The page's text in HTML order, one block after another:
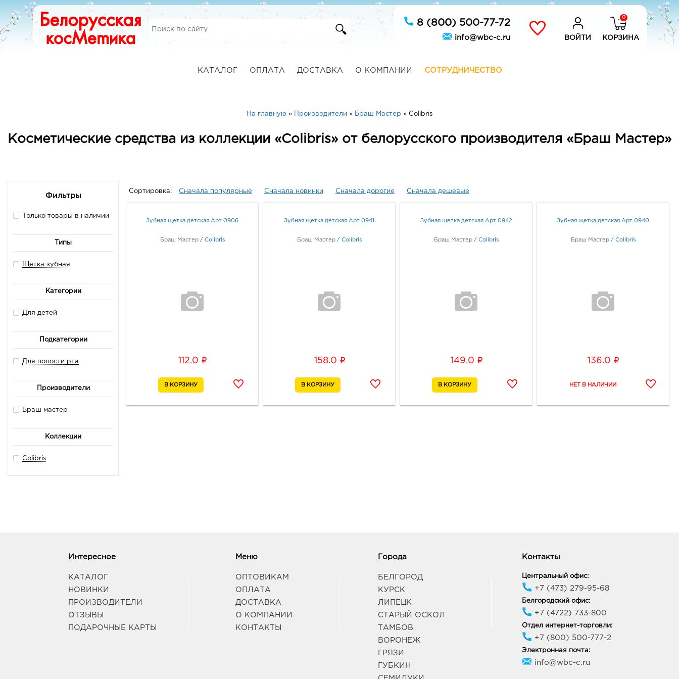
8 (800) 500-77-72
info@wbc-c.ru ВОЙТИ
0
КОРЗИНА
КАТАЛОГ ОПЛАТА ДОСТАВКА О КОМПАНИИ СОТРУДНИЧЕСТВО
На главную » Производители » Браш Мастер » Colibris
Косметические средства из коллекции «Colibris» от белорусского производителя «Браш Мастер»
Фильтры
Только товары в наличии
Типы
Щетка зубная
Категории
Для детей
Подкатегории
Для полости рта
Производители
Браш мастер
Коллекции
Colibris
Сортировка: Сначала популярные Сначала новинки Сначала дорогие Сначала дешевые
Зубная щетка детская Арт 0906
Браш Мастер / Colibris
112.0 i
Зубная щетка детская Арт 0941
Браш Мастер / Colibris
158.0 i
Зубная щетка детская Арт 0942
Браш Мастер / Colibris
149.0 i
Зубная щетка детская Арт 0940
Браш Мастер / Colibris
136.0 i
Интересное
КАТАЛОГ
НОВИНКИ
ПРОИЗВОДИТЕЛИ
ОТЗЫВЫ
ПОДАРОЧНЫЕ КАРТЫ
Меню
ОПТОВИКАМ
ОПЛАТА
ДОСТАВКА
О КОМПАНИИ
КОНТАКТЫ
Города
БЕЛГОРОД
КУРСК
ЛИПЕЦК
СТАРЫЙ ОСКОЛ
ТАМБОВ
ВОРОНЕЖ
ГРЯЗИ
ГУБКИН
Контакты
Центральный офис:
+7 (473) 279-95-68
Белгородский офис:
+7 (4722) 733-800
Отдел интернет-торговли:
+7 (800) 500-777-2
Электронная почта:
info@wbc-c.ru